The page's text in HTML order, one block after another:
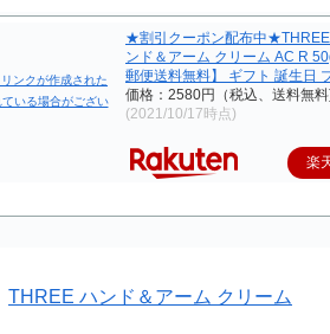
★割引クーポン配布中
ンド＆アーム クリーム AC R
郵便送料無料】 ギフト 誕生日
価格：2580円（税込、送料無
(2021/10/17時点)
楽
THREE ハンド＆アーム クリーム